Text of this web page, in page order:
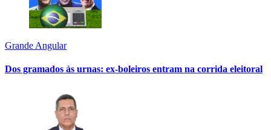
Grande Angular
Dos gramados às urnas: ex-boleiros entram na corrida eleitoral